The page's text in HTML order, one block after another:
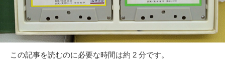
この記事を読むのに必要な時間は約 2 分です。